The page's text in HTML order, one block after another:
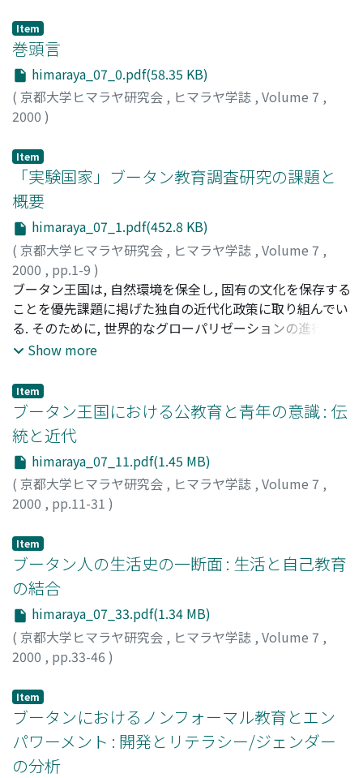
Item
巻頭言
himaraya_07_0.pdf(58.35 KB)
( 京都大学ヒマラヤ研究会 , ヒマラヤ学誌 , Volume 7 ,
2000 )
Item
「実験国家」ブータン教育調査研究の課題と
概要
himaraya_07_1.pdf(452.8 KB)
( 京都大学ヒマラヤ研究会 , ヒマラヤ学誌 , Volume 7 ,
2000 , pp.1-9 )
辻本, 雅史;Tsujimoto, Masashi;ツジモト, マサシ
ブータン王国は, 自然環境を保全し, 固有の文化を保存する
ことを優先課題に掲げた独自の近代化政策に取り組んでい
る. そのために, 世界的なグローパリゼーションの進行下,
一定の閉鎖系様式を維持している. それは, 産業化を中心と
あり, 現代世界でのひとつの国家的な「実験」と見ること
ができる. 1997-99年, ブータン現地調査を行い, 近代化の
現状とその課題を, とりわけ教育の視点から探ってきた. こ
こでは, その調査の課題と視点, および調査の概要を報告す
る.
Show more
Item
ブータン王国における公教育と青年の意識 : 伝
統と近代
himaraya_07_11.pdf(1.45 MB)
( 京都大学ヒマラヤ研究会 , ヒマラヤ学誌 , Volume 7 ,
2000 , pp.11-31 )
Item
ブータン人の生活史の一断面 : 生活と自己教育
の結合
himaraya_07_33.pdf(1.34 MB)
( 京都大学ヒマラヤ研究会 , ヒマラヤ学誌 , Volume 7 ,
2000 , pp.33-46 )
Item
ブータンにおけるノンフォーマル教育とエン
パワーメント : 開発とリテラシー/ジェンダー
の分析